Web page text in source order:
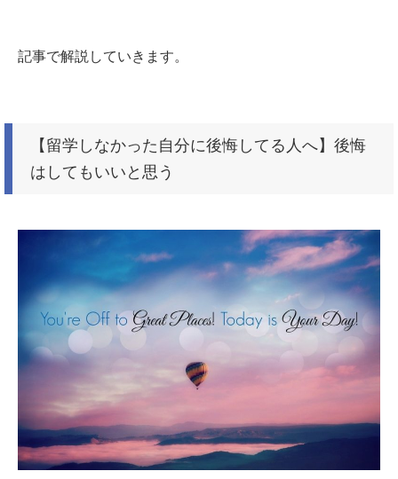
記事で解説していきます。
【留学しなかった自分に後悔してる人へ】後悔
はしてもいいと思う